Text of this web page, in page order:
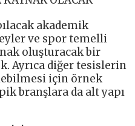
akademik
ve spor temelli
oluşturacak bir
Ayrıca diğer tesislerin
için örnek
branşlara da alt yapı